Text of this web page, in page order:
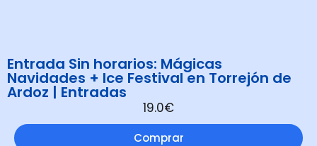
Entrada Sin horarios: Mágicas
Navidades + Ice Festival en Torrejón de
Ardoz | Entradas
19.0€
Comprar